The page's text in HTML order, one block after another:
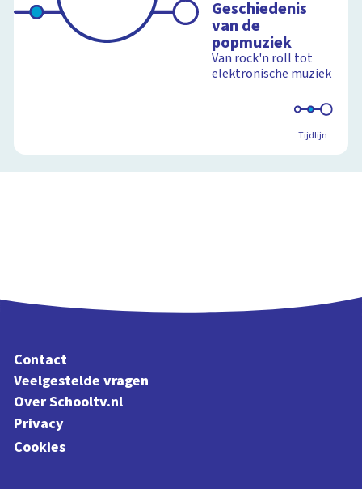
Geschiedenis
van de
popmuziek
Van rock'n roll tot
elektronische muziek
Tijdlijn
Contact
Veelgestelde vragen
Over Schooltv.nl
Privacy
Cookies